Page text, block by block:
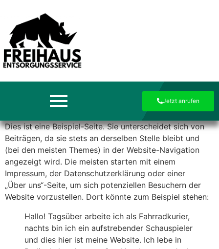
Jetzt anrufen
Dies ist eine Beispiel-Seite. Sie unterscheidet sich von
Beiträgen, da sie stets an derselben Stelle bleibt und
(bei den meisten Themes) in der Website-Navigation
angezeigt wird. Die meisten starten mit einem
Impressum, der Datenschutzerklärung oder einer
„Über uns“-Seite, um sich potenziellen Besuchern der
Website vorzustellen. Dort könnte zum Beispiel stehen:
Hallo! Tagsüber arbeite ich als Fahrradkurier,
nachts bin ich ein aufstrebender Schauspieler
und dies hier ist meine Website. Ich lebe in